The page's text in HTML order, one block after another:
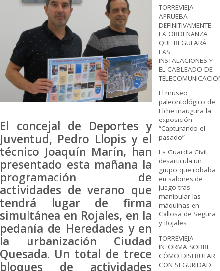
El concejal de Deportes y
Juventud, Pedro Llopis y el
técnico Joaquín Marín, han
presentado esta mañana la
programación de
actividades de verano que
tendrá lugar de firma
simultánea en Rojales, en la
pedanía de Heredades y en
la urbanización Ciudad
Quesada. Un total de trece
bloques de actividades
TORREVIEJA
APRUEBA
DEFINITIVAMENTE
LA ORDENANZA
QUE REGULARÁ
LAS
INSTALACIONES Y
EL CABLEADO DE
El museo
paleontológico de
Elche inaugura la
exposición
“Capturando el
pasado”
La Guardia Civil
desarticula un
grupo que robaba
en salones de
juego tras
manipular las
máquinas en
Callosa de Segura
y Rojales
TORREVIEJA
INFORMA SOBRE
CÓMO DISFRUTAR
CON SEGURIDAD